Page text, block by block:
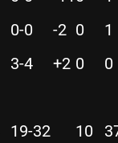
0-0 -2 0
1
3-4 +2 0
0
19-32 10